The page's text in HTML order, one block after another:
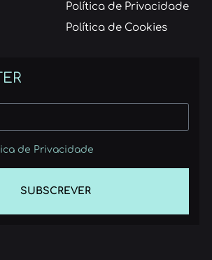
Política de Privacidade
Política de Cookies
de Privacidade
SUBSCREVER